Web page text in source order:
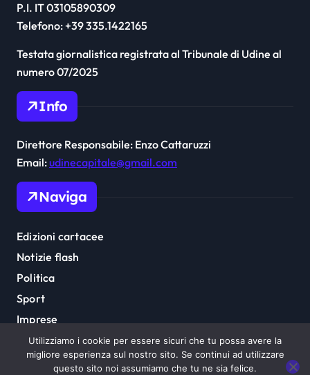
P.I. IT 03105890309
Telefono: +39 335.1422165
Testata giornalistica registrata al Tribunale di Udine al
numero 07/2025
Info
Direttore Responsabile: Enzo Cattaruzzi
Email:udinecapitale@gmail.com
Naviga
Edizioni cartacee
Notizie flash
Politica
Sport
Imprese
Cultura
Utilizziamo i cookie per essere sicuri che tu possa avere la
migliore esperienza sul nostro sito. Se continui ad utilizzare
questo sito noi assumiamo che tu ne sia felice.